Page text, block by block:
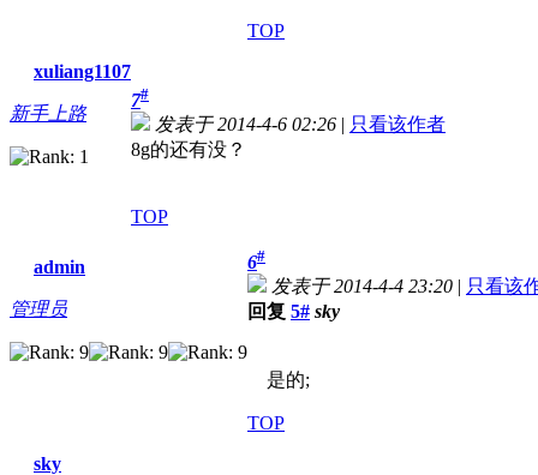
TOP
xuliang1107
新手上路
7#
发表于 2014-4-6 02:26 | 只看该作者
8g的还有没？
TOP
admin
管理员
6#
发表于 2014-4-4 23:20 | 只看该
回复 5# sky
是的;
TOP
sky